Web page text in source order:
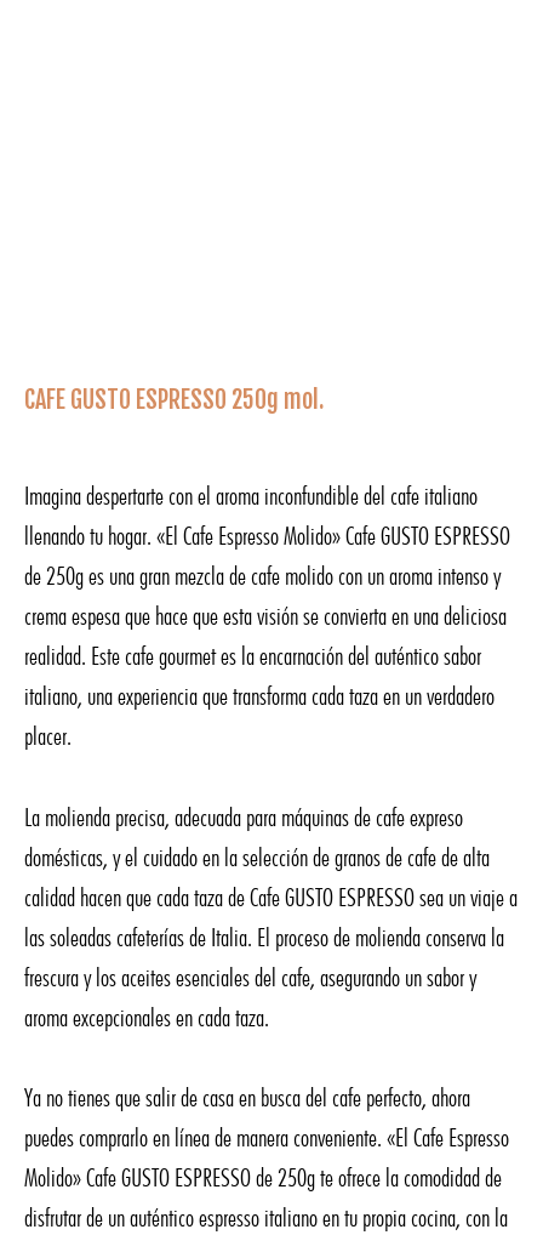
CAFE GUSTO ESPRESSO 250g mol.
Imagina despertarte con el aroma inconfundible del cafe italiano
llenando tu hogar. «El Cafe Espresso Molido» Cafe GUSTO ESPRESSO
de 250g es una gran mezcla de cafe molido con un aroma intenso y
crema espesa que hace que esta visión se convierta en una deliciosa
realidad. Este cafe gourmet es la encarnación del auténtico sabor
italiano, una experiencia que transforma cada taza en un verdadero
placer.
La molienda precisa, adecuada para máquinas de cafe expreso
domésticas, y el cuidado en la selección de granos de cafe de alta
calidad hacen que cada taza de Cafe GUSTO ESPRESSO sea un viaje a
las soleadas cafeterías de Italia. El proceso de molienda conserva la
frescura y los aceites esenciales del cafe, asegurando un sabor y
aroma excepcionales en cada taza.
Ya no tienes que salir de casa en busca del cafe perfecto, ahora
puedes comprarlo en línea de manera conveniente. «El Cafe Espresso
Molido» Cafe GUSTO ESPRESSO de 250g te ofrece la comodidad de
disfrutar de un auténtico espresso italiano en tu propia cocina, con la